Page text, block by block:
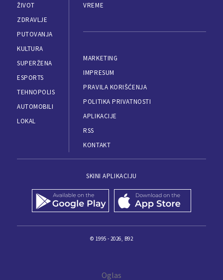
ŽIVOT
ZDRAVLJE
PUTOVANJA
KULTURA
SUPERŽENA
ESPORTS
TEHNOPOLIS
AUTOMOBILI
LOKAL
VREME
MARKETING
IMPRESUM
PRAVILA KORIŠĆENJA
POLITIKA PRIVATNOSTI
APLIKACIJE
RSS
KONTAKT
SKINI APLIKACIJU
© 1995 - 2026, B92